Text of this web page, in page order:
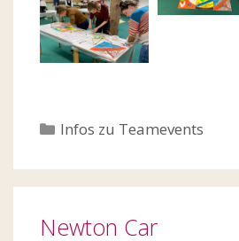
Kategorien
Infos zu Teamevents
Newton Car